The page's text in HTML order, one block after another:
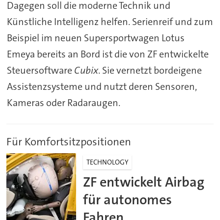
Dagegen soll die moderne Technik und
Künstliche Intelligenz helfen. Serienreif und zum
Beispiel im neuen Supersportwagen Lotus
Emeya bereits an Bord ist die von ZF entwickelte
Steuersoftware Cubix. Sie vernetzt bordeigene
Assistenzsysteme und nutzt deren Sensoren,
Kameras oder Radaraugen.
Für Komfortsitzpositionen
TECHNOLOGY
ZF entwickelt Airbag
für autonomes